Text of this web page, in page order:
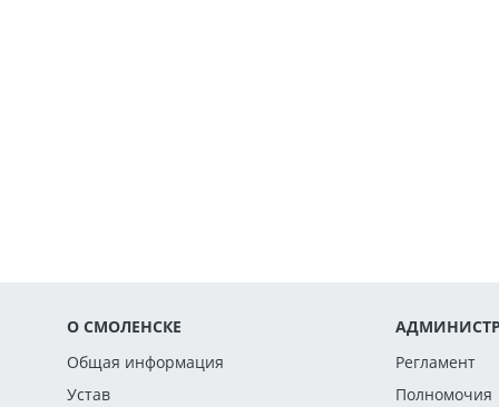
О СМОЛЕНСКЕ
Общая информация
Устав
Регламент
Полномочия